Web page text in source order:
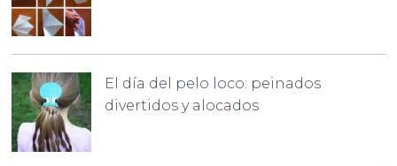
El día del pelo loco: peinados
divertidos y alocados